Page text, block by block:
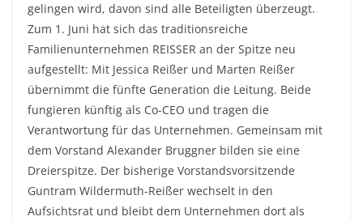
gelingen wird, davon sind alle Beteiligten überzeugt.
Zum 1. Juni hat sich das traditionsreiche
Familienunternehmen REISSER an der Spitze neu
aufgestellt: Mit Jessica Reißer und Marten Reißer
übernimmt die fünfte Generation die Leitung. Beide
fungieren künftig als Co-CEO und tragen die
Verantwortung für das Unternehmen. Gemeinsam mit
dem Vorstand Alexander Bruggner bilden sie eine
Dreierspitze. Der bisherige Vorstandsvorsitzende
Guntram Wildermuth-Reißer wechselt in den
Aufsichtsrat und bleibt dem Unternehmen dort als